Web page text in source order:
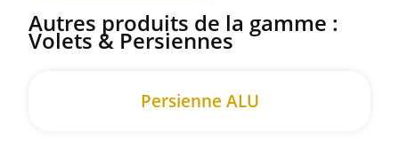
Autres produits de la gamme :
Volets & Persiennes
Persienne ALU